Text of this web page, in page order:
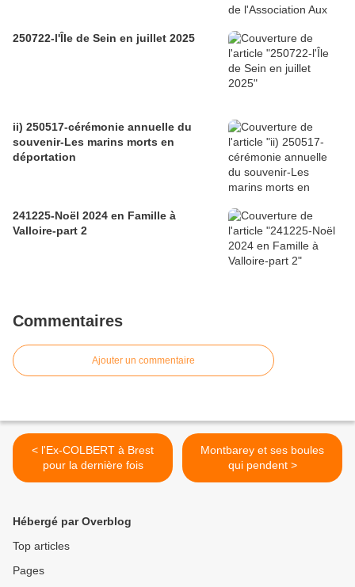
250722-l'Île de Sein en juillet 2025
ii) 250517-cérémonie annuelle du
souvenir-Les marins morts en
déportation
241225-Noël 2024 en Famille à
Valloire-part 2
Commentaires
Ajouter un commentaire
< l'Ex-COLBERT à Brest
pour la dernière fois
Montbarey et ses boules
qui pendent >
Hébergé par Overblog
Top articles
Pages